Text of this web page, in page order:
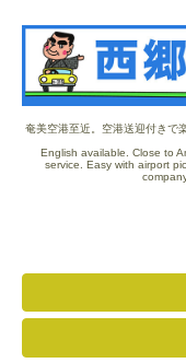
奄美空港至近。空港送迎付きで
English available. Close to
service. Easy with airport